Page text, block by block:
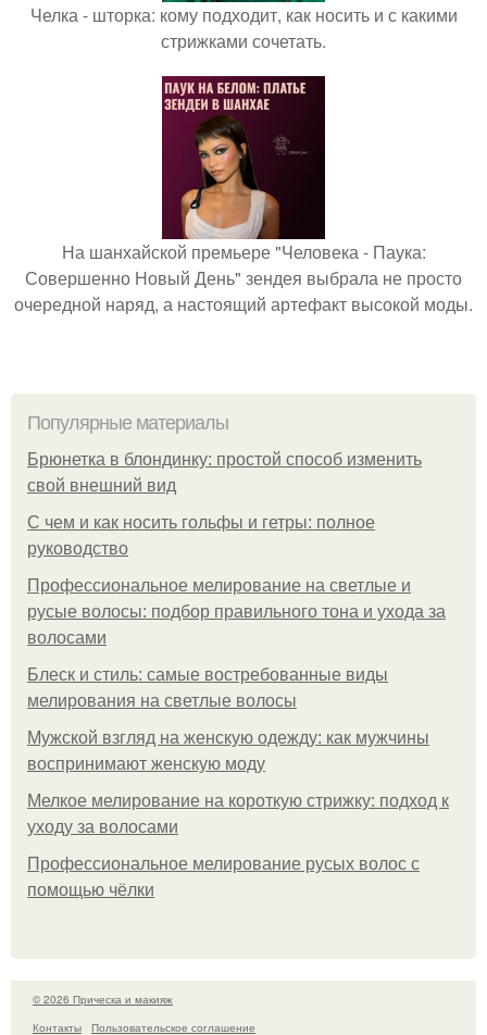
Челка - шторка: кому подходит, как носить и с какими
стрижками сочетать.
На шанхайской премьере "Человека - Паука:
Совершенно Новый День" зендея выбрала не просто
очередной наряд, а настоящий артефакт высокой моды.
Популярные материалы
Брюнетка в блондинку: простой способ изменить
свой внешний вид
С чем и как носить гольфы и гетры: полное
руководство
Профессиональное мелирование на светлые и
русые волосы: подбор правильного тона и ухода за
волосами
Блеск и стиль: самые востребованные виды
мелирования на светлые волосы
Мужской взгляд на женскую одежду: как мужчины
воспринимают женскую моду
Мелкое мелирование на короткую стрижку: подход к
уходу за волосами
Профессиональное мелирование русых волос с
помощью чёлки
© 2026 Прическа и макияж
Контакты
Пользовательское соглашение